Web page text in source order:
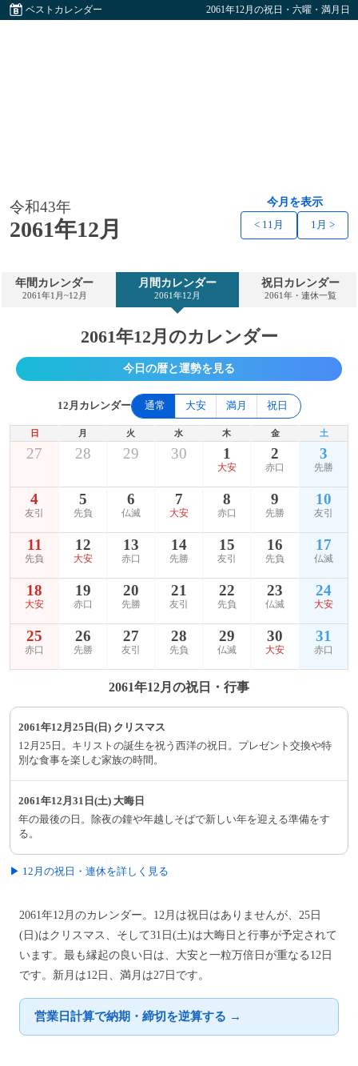
ベストカレンダー 2061年12月の祝日・六曜・満月日
令和43年
2061年12月
今月を表示
< 11月 1月 >
年間カレンダー
2061年1月~12月
月間カレンダー
2061年12月
祝日カレンダー
2061年・連休一覧
2061年12月のカレンダー
今日の暦と運勢を見る
12月カレンダー 通常 大安 満月 祝日
日 月 火 水 木 金 土
27 28 29 30 1
大安
2
赤口
3
先勝
4
友引
5
先負
6
仏滅
7
大安
8
赤口
9
先勝
10
友引
11
先負
12
大安
13
赤口
14
先勝
15
友引
16
先負
17
仏滅
18
大安
19
赤口
20
先勝
21
友引
22
先負
23
仏滅
24
大安
25
赤口
26
先勝
27
友引
28
先負
29
仏滅
30
大安
31
赤口
2061年12月の祝日・行事
2061年12月25日(日) クリスマス
12月25日。キリストの誕生を祝う西洋の祝日。プレゼント交換や特
別な食事を楽しむ家族の時間。
2061年12月31日(土) 大晦日
年の最後の日。除夜の鐘や年越しそばで新しい年を迎える準備をす
る。
▶ 12月の祝日・連休を詳しく見る
2061年12月のカレンダー。12月は祝日はありませんが、25日
(日)はクリスマス、そして31日(土)は大晦日と行事が予定されて
います。最も縁起の良い日は、大安と一粒万倍日が重なる12日
です。新月は12日、満月は27日です。
営業日計算で納期・締切を逆算する →